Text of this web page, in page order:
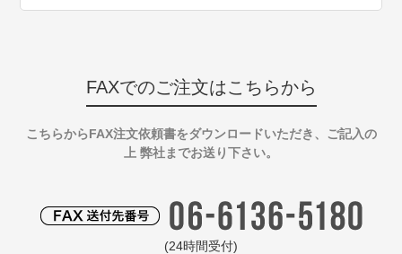
FAXでのご注文はこちらから
こちらからFAX注文依頼書をダウンロードいただき、ご記入の
上 弊社までお送り下さい。
(24時間受付)